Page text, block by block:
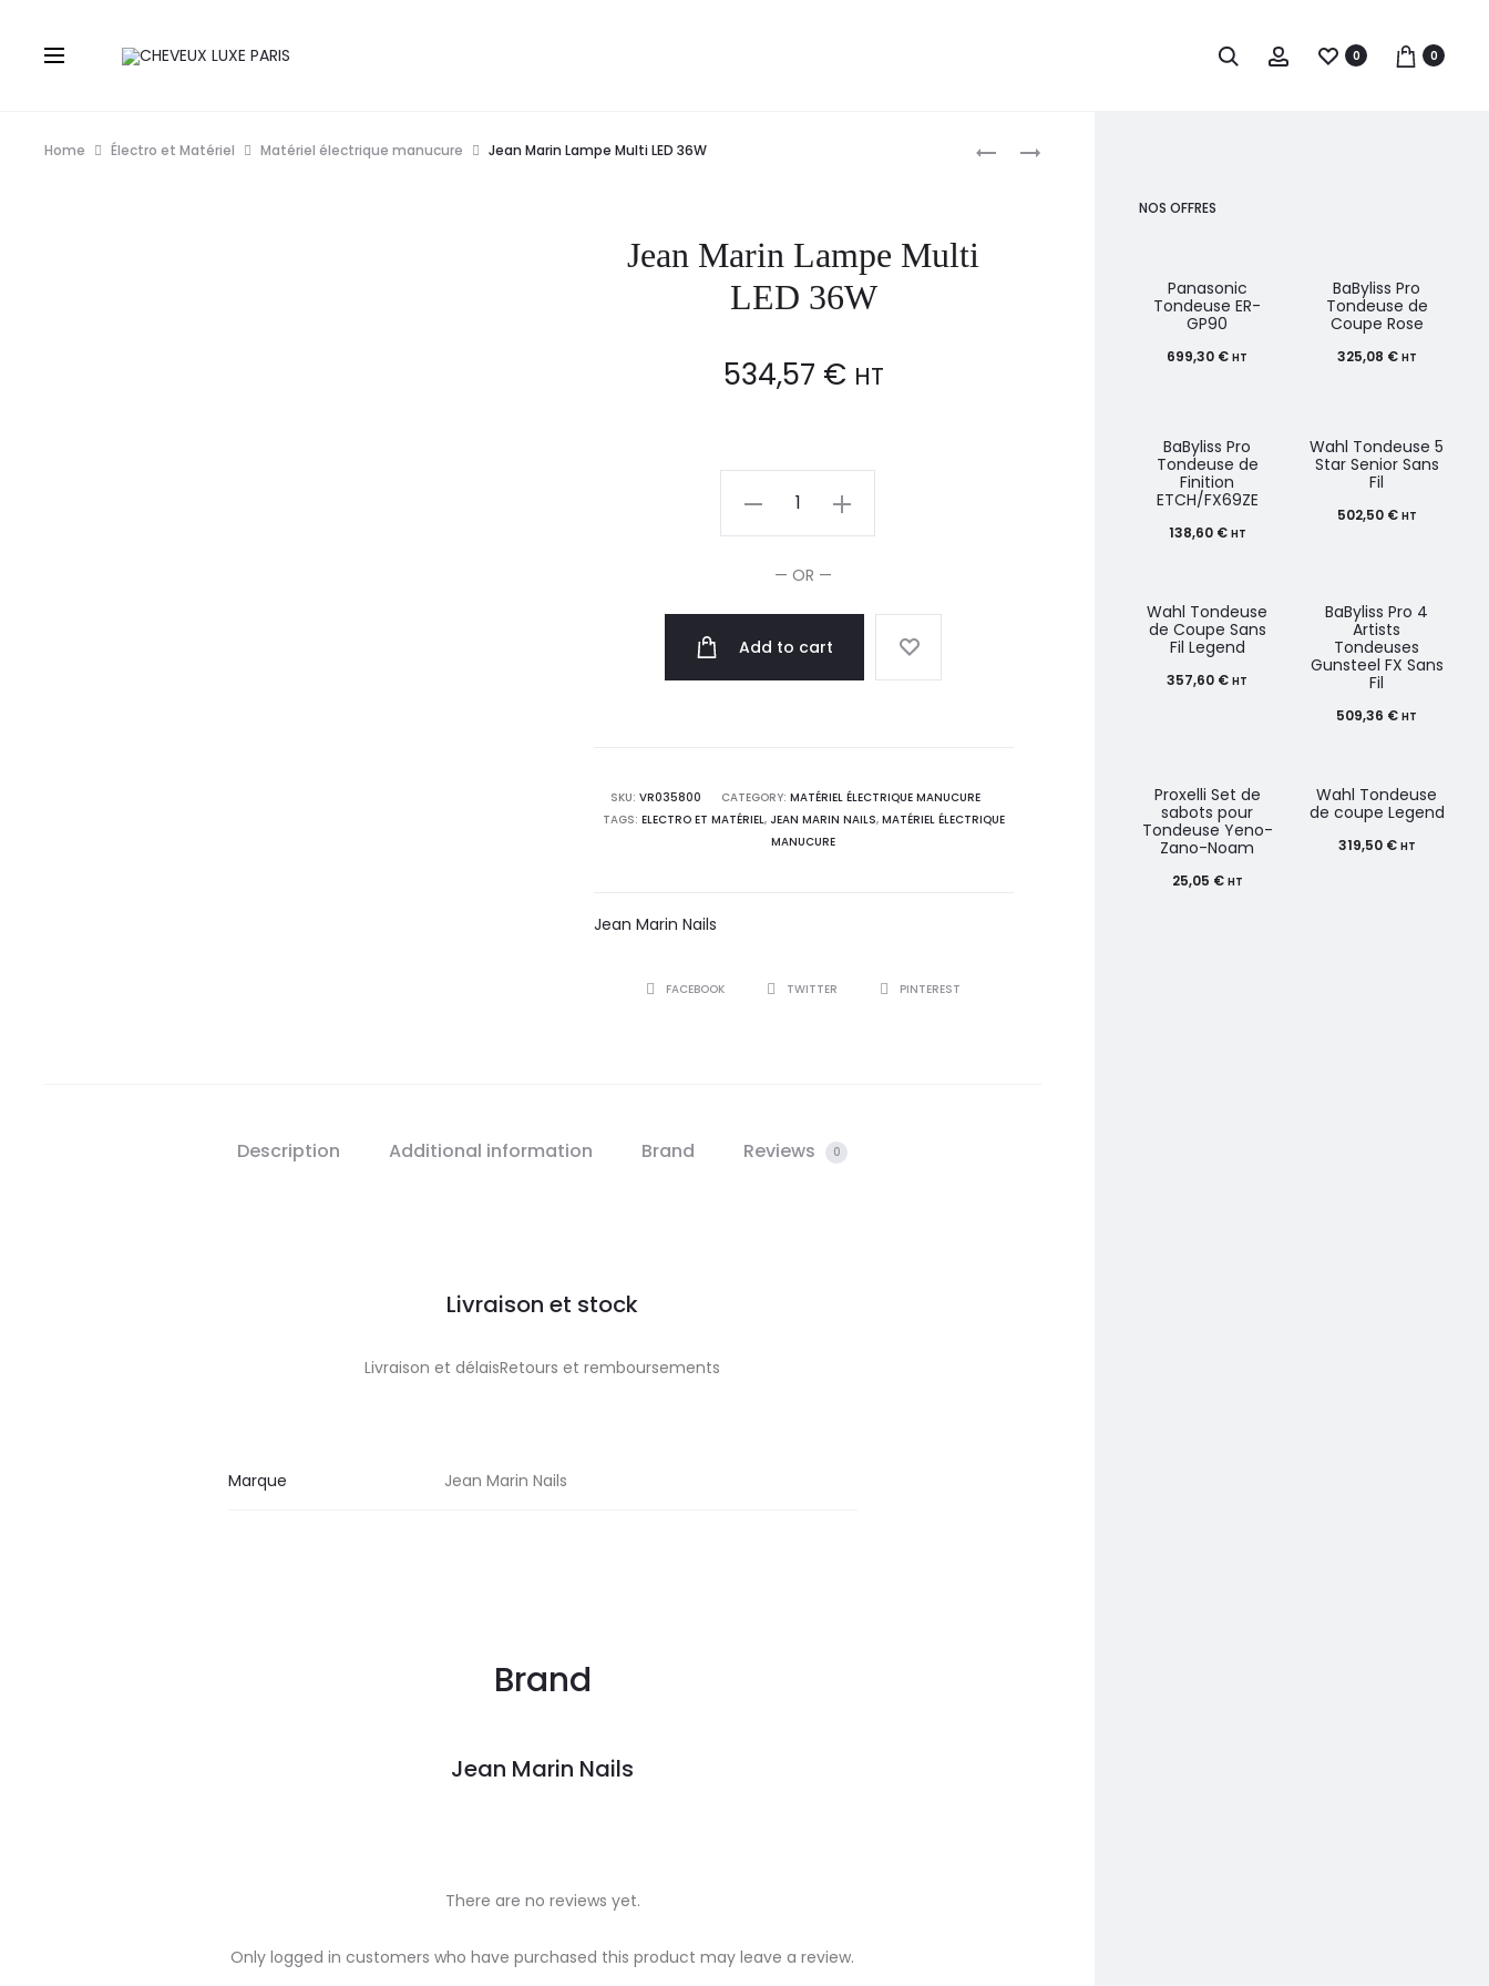
0 0
Product
navigation
PROMED
Home Électro et Matériel Matériel électrique manucure Jean Marin Lampe Multi LED 36W
Jean Marin Lampe Multi
LED 36W
534,57 € HT
LED
36W
quantity
— OR —
Add to cart
SKU: VR035800 CATEGORY: MATÉRIEL ÉLECTRIQUE MANUCURE
TAGS: ELECTRO ET MATÉRIEL, JEAN MARIN NAILS, MATÉRIEL ÉLECTRIQUE
MANUCURE
Jean Marin Nails
SHAREFACEBOOK TWITTER PINTEREST
Description Additional information Brand Reviews 0
Livraison et stock
Livraison et délaisRetours et remboursements
Marque Jean Marin Nails
Brand
Jean Marin Nails
R
There are no reviews yet.
Only logged in customers who have purchased this product may leave a review.
NOS OFFRES
Panasonic
Tondeuse ER-
GP90
699,30 € HT
BaByliss Pro
Tondeuse de
Coupe Rose
325,08 € HT
BaByliss Pro
Tondeuse de
Finition
ETCH/FX69ZE
138,60 € HT
Wahl Tondeuse 5
Star Senior Sans
Fil
502,50 € HT
Wahl Tondeuse
de Coupe Sans
Fil Legend
357,60 € HT
BaByliss Pro 4
Artists
Tondeuses
Gunsteel FX Sans
Fil
509,36 € HT
Proxelli Set de
sabots pour
Tondeuse Yeno-
Zano-Noam
25,05 € HT
Wahl Tondeuse
de coupe Legend
319,50 € HT